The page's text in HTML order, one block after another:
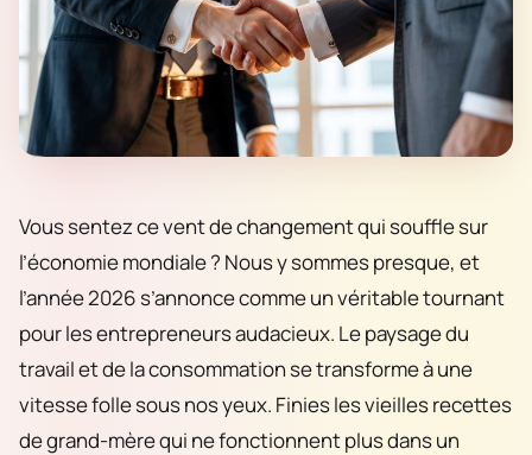
Vous sentez ce vent de changement qui souffle sur
l’économie mondiale ? Nous y sommes presque, et
l’année 2026 s’annonce comme un véritable tournant
pour les entrepreneurs audacieux. Le paysage du
travail et de la consommation se transforme à une
vitesse folle sous nos yeux. Finies les vieilles recettes
de grand-mère qui ne fonctionnent plus dans un